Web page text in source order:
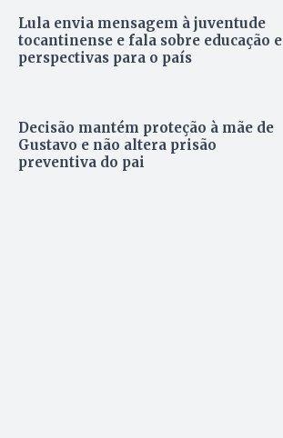
Lula envia mensagem à juventude
tocantinense e fala sobre educação e
perspectivas para o país
Decisão mantém proteção à mãe de
Gustavo e não altera prisão
preventiva do pai